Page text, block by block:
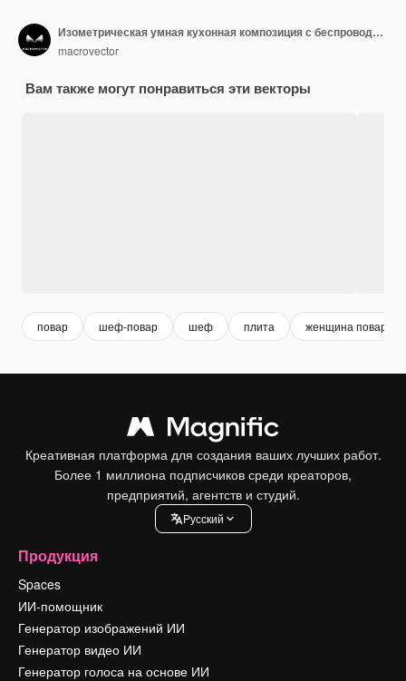
Изометрическая умная кухонная композиция с беспроводным управлением бытовой техникой с помощью мобильных умных часов для планшетов и профессиональных поваров, готовящих различные блюда
macrovector
Вам также могут понравиться эти векторы
повар шеф-повар шеф плита женщина повар
Креативная платформа для создания ваших лучших работ.
Более 1 миллиона подписчиков среди креаторов,
предприятий, агентств и студий.
Pусский
Продукция
Spaces
ИИ-помощник
Генератор изображений ИИ
Генератор видео ИИ
Генератор голоса на основе ИИ